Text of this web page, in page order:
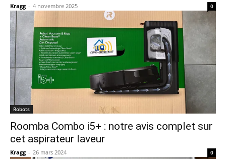
Kragg - 4 novembre 2025 0
Robots
Roomba Combo i5+ : notre avis complet sur
cet aspirateur laveur
Kragg - 26 mars 2024 0